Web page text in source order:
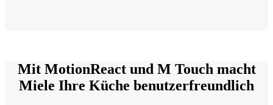
Mit MotionReact und M Touch macht
Miele Ihre Küche benutzerfreundlich